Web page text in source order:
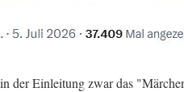
der Einleitung zwar das